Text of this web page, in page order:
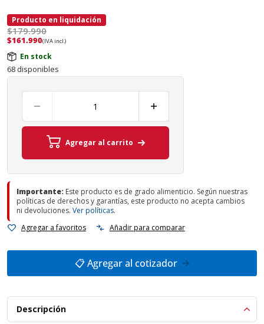
Producto en liquidación
$179.990
$161.990(IVA incl.)
En stock
68 disponibles
Agregar al carrito
Importante: Este producto es de grado alimenticio. Según nuestras
políticas de derechos y garantías, este producto no acepta cambios
ni devoluciones. Ver políticas.
Agregar a favoritos
Añadir para comparar
📋 Agregar al cotizador
Descripción